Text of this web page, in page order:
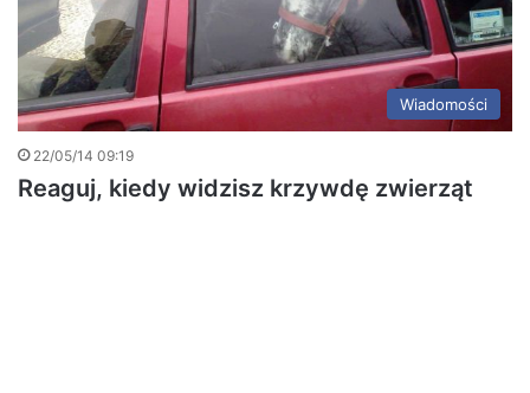
Wiadomości
22/05/14 09:19
Reaguj, kiedy widzisz krzywdę zwierząt